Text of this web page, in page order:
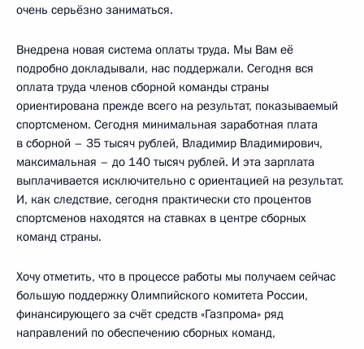
очень серьёзно заниматься.
Внедрена новая система оплаты труда. Мы Вам её
подробно докладывали, нас поддержали. Сегодня вся
оплата труда членов сборной команды страны
ориентирована прежде всего на результат, показываемый
спортсменом. Сегодня минимальная заработная плата
в сборной – 35 тысяч рублей, Владимир Владимирович,
максимальная – до 140 тысяч рублей. И эта зарплата
выплачивается исключительно с ориентацией на результат.
И, как следствие, сегодня практически сто процентов
спортсменов находятся на ставках в центре сборных
команд страны.
Хочу отметить, что в процессе работы мы получаем сейчас
большую поддержку Олимпийского комитета России,
финансирующего за счёт средств «Газпрома» ряд
направлений по обеспечению сборных команд,